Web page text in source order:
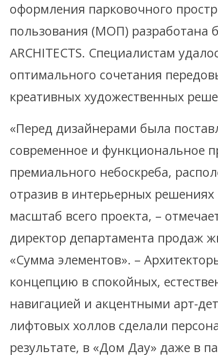
оформления парковочного
пользования (МОП) разработана
ARCHITECTS. Специалистам
оптимального сочетания
креативных художественных
«Перед дизайнерами была
современное и функциональное
премиального небоскреба,
отразив в интерьерных
масштаб всего проекта, –
директор департамента продаж
«Сумма элементов». –
концепцию в спокойных,
навигацией и акцентными арт-
лифтовых холлов сделали
результате, в «Дом Дау» даже в